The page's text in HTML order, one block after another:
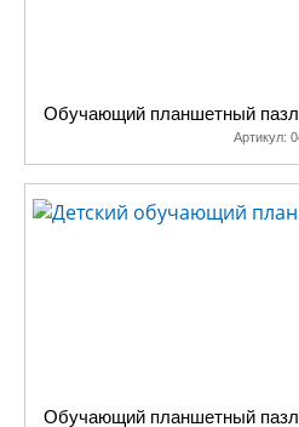
Обучающий планшетный
Артикул:
Обучающий планшетный пазл